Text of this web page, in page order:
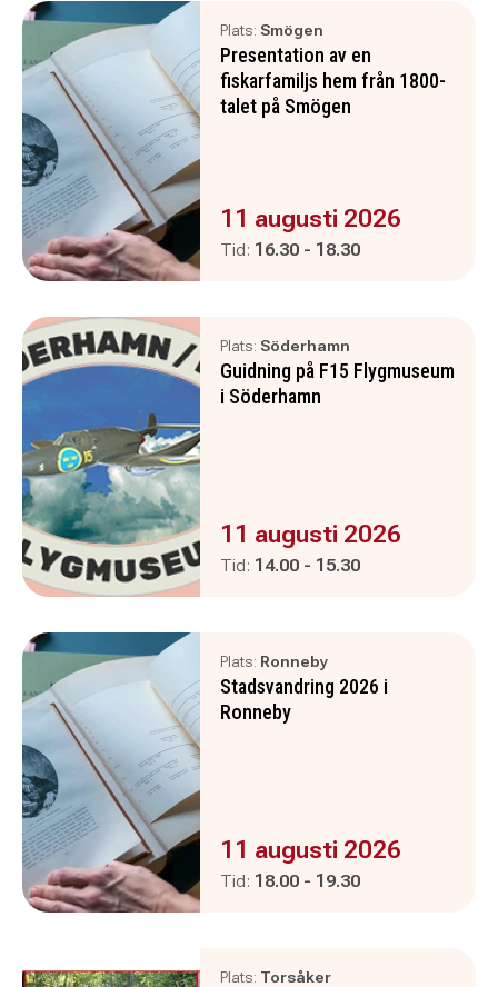
Plats: Smögen
Presentation av en
fiskarfamiljs hem från 1800-
talet på Smögen
Evenemanget är :
11 augusti 2026
Tid: Pågår mellan
16.30 - och
18.30
Plats: Söderhamn
Guidning på F15 Flygmuseum
i Söderhamn
Evenemanget är :
11 augusti 2026
Tid: Pågår mellan
14.00 - och
15.30
Plats: Ronneby
Stadsvandring 2026 i
Ronneby
Evenemanget är :
11 augusti 2026
Tid: Pågår mellan
18.00 - och
19.30
Plats: Torsåker